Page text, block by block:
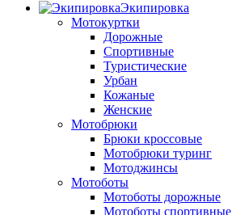
Экипировка
Мотокуртки
Дорожные
Спортивные
Туристические
Урбан
Кожаные
Женские
Мотобрюки
Брюки кроссовые
Мотобрюки туринг
Мотоджинсы
Мотоботы
Мотоботы дорожные
Мотоботы спортивные